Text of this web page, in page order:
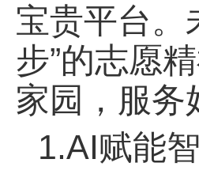
宝贵平台。
步”的志愿
家园，服务
1.AI赋能